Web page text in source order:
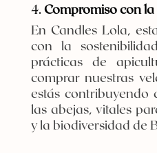
4.Compromiso con
En Candles Lola,
con la
prácticas de
comprar nuestras
estás contribuyendo
las abejas, vitales
y la biodiversidad de